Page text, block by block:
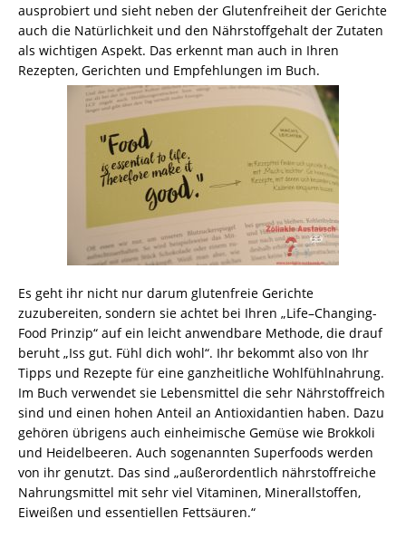
ausprobiert und sieht neben der Glutenfreiheit der Gerichte
auch die Natürlichkeit und den Nährstoffgehalt der Zutaten
als wichtigen Aspekt. Das erkennt man auch in Ihren
Rezepten, Gerichten und Empfehlungen im Buch.
Es geht ihr nicht nur darum glutenfreie Gerichte
zuzubereiten, sondern sie achtet bei Ihren „Life–Changing-
Food Prinzip“ auf ein leicht anwendbare Methode, die drauf
beruht „Iss gut. Fühl dich wohl“. Ihr bekommt also von Ihr
Tipps und Rezepte für eine ganzheitliche Wohlfühlnahrung.
Im Buch verwendet sie Lebensmittel die sehr Nährstoffreich
sind und einen hohen Anteil an Antioxidantien haben. Dazu
gehören übrigens auch einheimische Gemüse wie Brokkoli
und Heidelbeeren. Auch sogenannten Superfoods werden
von ihr genutzt. Das sind „außerordentlich nährstoffreiche
Nahrungsmittel mit sehr viel Vitaminen, Minerallstoffen,
Eiweißen und essentiellen Fettsäuren.“